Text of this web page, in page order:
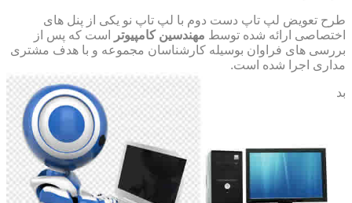
طرح تعویض لپ تاپ دست دوم با لپ تاپ نو یکی از پنل های
اختصاصی ارائه شده توسط مهندسین کامپیوتر
است که پس از
بررسی های فراوان بوسیله کارشناسان مجموعه و با هدف مشتری
مداری اجرا شده است.
بد